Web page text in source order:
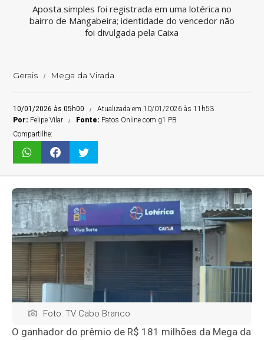
Aposta simples foi registrada em uma lotérica no
bairro de Mangabeira; identidade do vencedor não
foi divulgada pela Caixa
Gerais Mega da Virada
10/01/2026 às 05h00
Atualizada em 10/01/2026 às 11h53
Por: Felipe Vilar Fonte: Patos Online com g1 PB
Compartilhe:
Foto: TV Cabo Branco
O ganhador do prêmio de R$ 181 milhões da Mega da